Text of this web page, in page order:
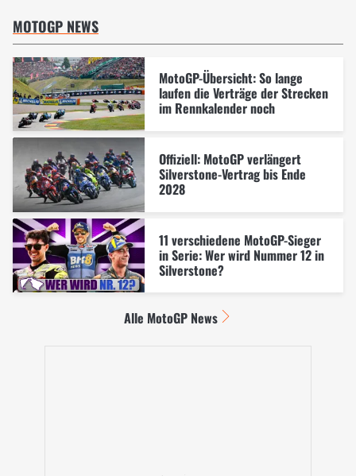
MOTOGP NEWS
MotoGP-Übersicht: So lange
laufen die Verträge der Strecken
im Rennkalender noch
Offiziell: MotoGP verlängert
Silverstone-Vertrag bis Ende
2028
11 verschiedene MotoGP-Sieger
in Serie: Wer wird Nummer 12 in
Silverstone?
Alle MotoGP News